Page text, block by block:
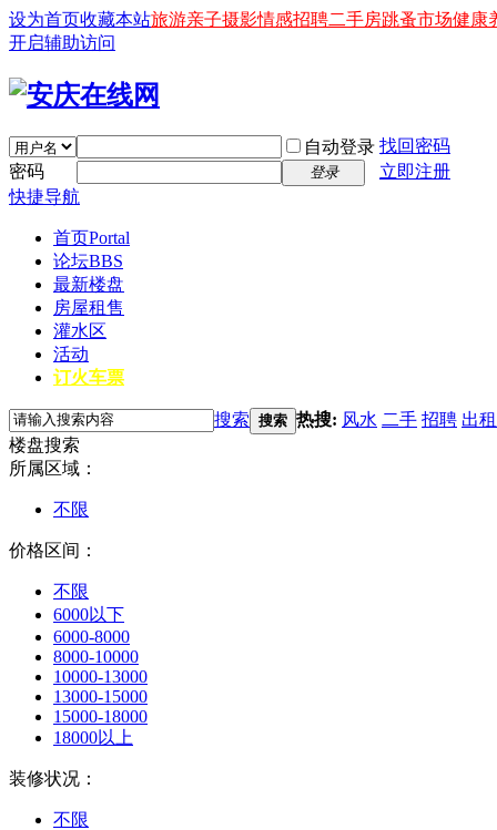
设为首页收藏本站旅游亲子摄影情感招聘二手房跳蚤市场健康
开启辅助访问
自动登录 找回密码
密码
登录
立即注册
快捷导航
首页Portal
论坛BBS
最新楼盘
房屋租售
灌水区
活动
订火车票
搜索 搜索 热搜: 风水 二手 招聘 出租
楼盘搜索
所属区域：
不限
价格区间：
不限
6000以下
6000-8000
8000-10000
10000-13000
13000-15000
15000-18000
18000以上
装修状况：
不限